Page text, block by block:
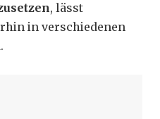
, lässt
in verschiedenen